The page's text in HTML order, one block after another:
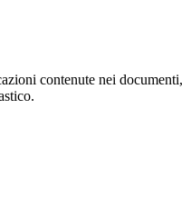
contenute nei documenti,